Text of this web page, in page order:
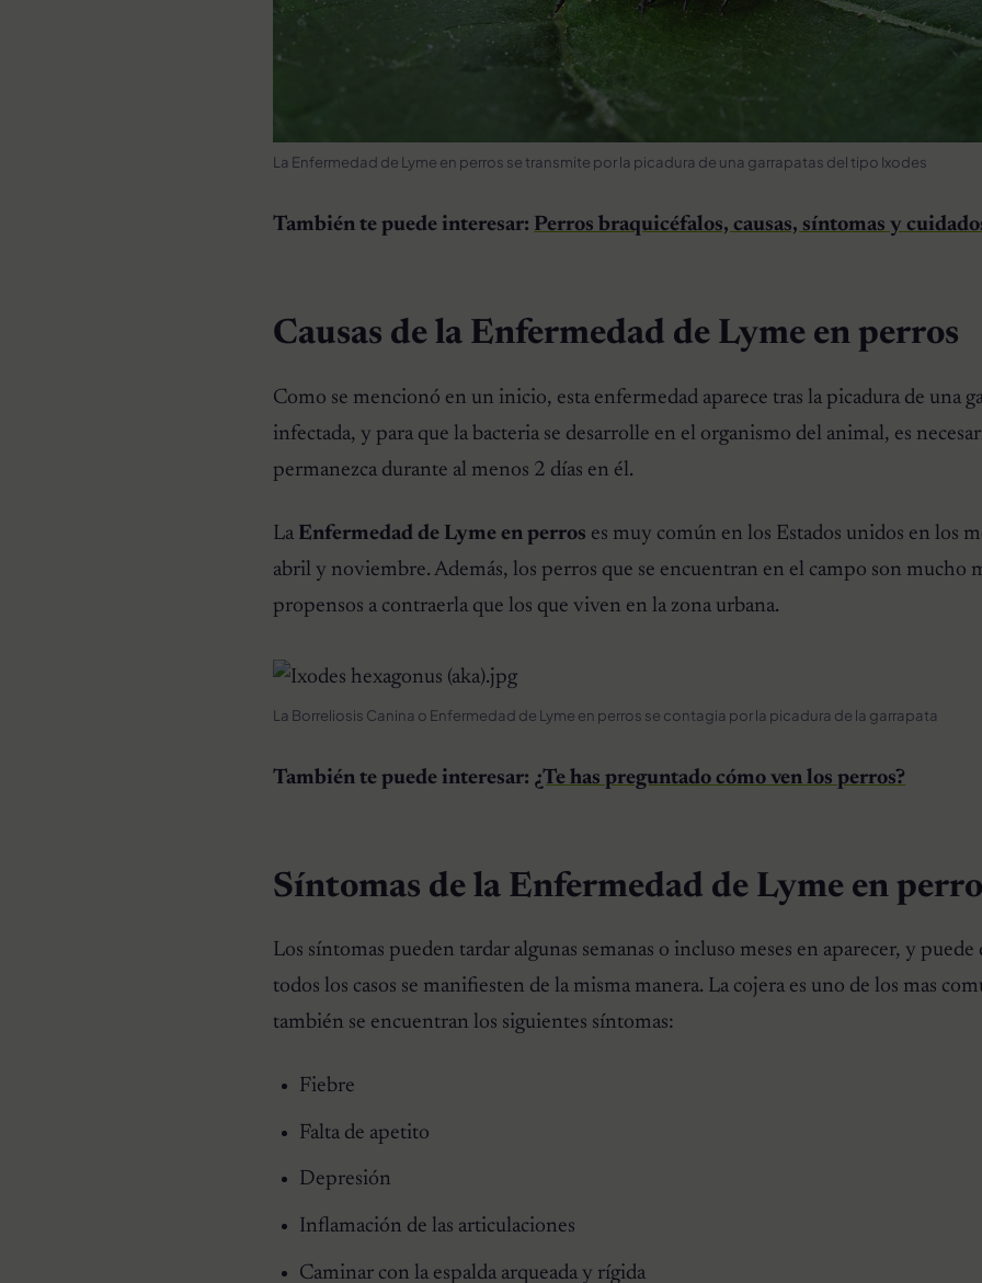
La Enfermedad de Lyme en perros se transmite por la picadura de una garrapatas del tipo Ixodes
También te puede interesar: Perros braquicéfalos, causas, síntomas y
Causas de la Enfermedad de Lyme en perros
Como se mencionó en un inicio, esta enfermedad aparece tras la picadura de una
infectada, y para que la bacteria se desarrolle en el organismo del animal, es
permanezca durante al menos 2 días en él.
La Enfermedad de Lyme en perros es muy común en los Estados unidos en los
abril y noviembre. Además, los perros que se encuentran en el campo son mucho
propensos a contraerla que los que viven en la zona urbana.
La Borreliosis Canina o Enfermedad de Lyme en perros se contagia por la picadura de la garrapata
También te puede interesar: ¿Te has preguntado cómo ven los perros?
Síntomas de la Enfermedad de Lyme en
Los síntomas pueden tardar algunas semanas o incluso meses en aparecer, y puede
todos los casos se manifiesten de la misma manera. La cojera es uno de los mas
también se encuentran los siguientes síntomas:
Fiebre
Falta de apetito
Depresión
Inflamación de las articulaciones
Caminar con la espalda arqueada y rígida